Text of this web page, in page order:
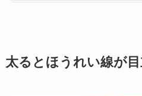
太るとほうれい線が目